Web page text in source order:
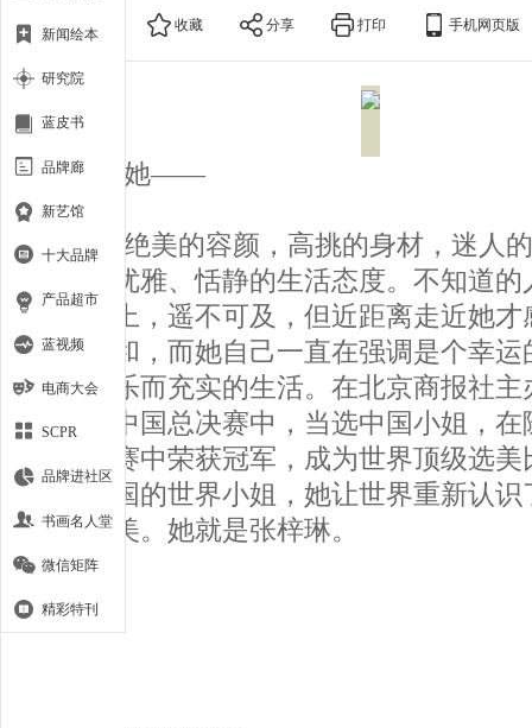
大 中 收藏 分享 打印 手机网页版
她——
绝美的容颜，高挑的身材，迷人的
着装，优雅、恬静的生活态度。不知道
高高在上，遥不可及，但近距离走近她
情和亲和，而她自己一直在强调是个幸运
向往快乐而充实的生活。在北京商报社主
界小姐中国总决赛中，当选中国小姐，在
姐总决赛中荣获冠军，成为世界顶级选
来自中国的世界小姐，她让世界重新认
了东方美。她就是张梓琳。
新闻绘本
研究院
蓝皮书
品牌廊
新艺馆
十大品牌
产品超市
蓝视频
电商大会
SCPR
品牌进社区
书画名人堂
微信矩阵
精彩特刊